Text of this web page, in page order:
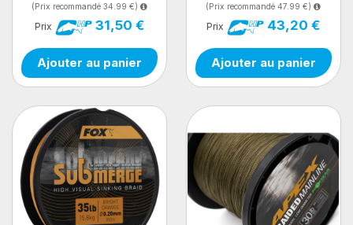
(Prix recommandé 34.99 €)
Prix 31,50 €
Ajouter au panier
(Prix recommandé 47.99 €)
Prix 43,20 €
Ajouter au panier